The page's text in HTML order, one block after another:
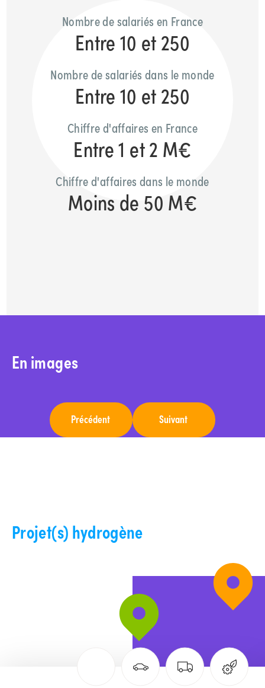
Nombre de salariés en France
Entre 10 et 250
Nombre de salariés dans le monde
Entre 10 et 250
Chiffre d'affaires en France
Entre 1 et 2 M€
Chiffre d'affaires dans le monde
Moins de 50 M€
En images
Précédent Suivant
Projet(s) hydrogène